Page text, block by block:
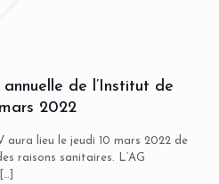
de l’Institut de
2022
aura lieu le jeudi 10 mars 2022 de
raisons sanitaires. L’AG
[…]